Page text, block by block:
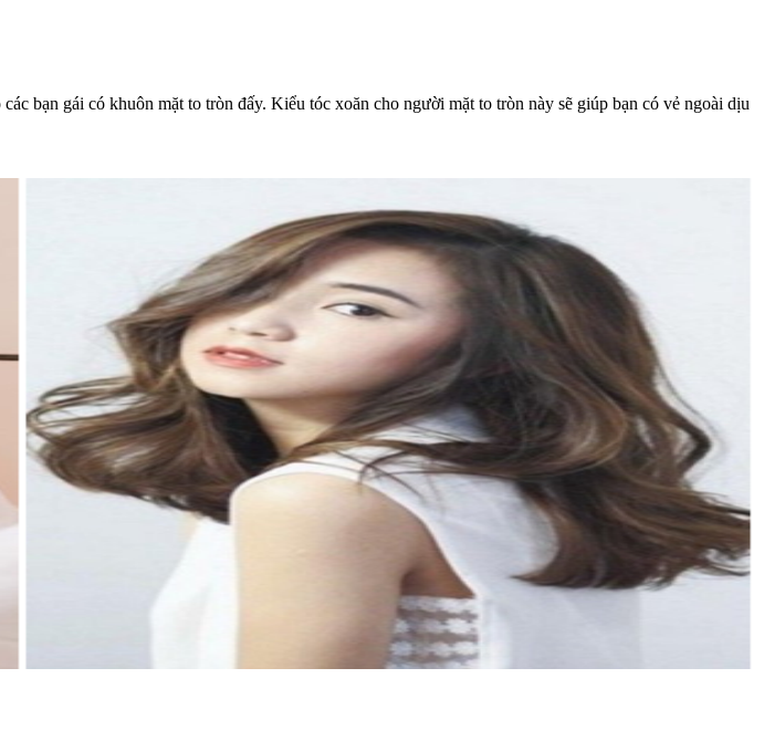
bạn gái có khuôn mặt to tròn đấy. Kiểu tóc xoăn cho người mặt to tròn này sẽ giúp bạn có vẻ ngoài dịu